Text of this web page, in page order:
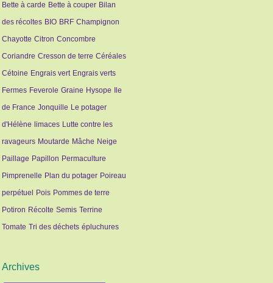
Bette à carde Bette à couper Bilan
des récoltes BIO BRF Champignon
Chayotte Citron Concombre
Coriandre Cresson de terre Céréales
Cétoine Engrais vert Engrais verts
Fermes Feverole Graine Hysope
Ile
de France Jonquille Le potager
d'Hélène limaces Lutte contre les
ravageurs Moutarde Mâche Neige
Paillage Papillon Permaculture
Pimprenelle Plan du potager Poireau
perpétuel
Pois Pommes de terre
Potiron Récolte Semis Terrine
Tomate Tri des déchets épluchures
Archives